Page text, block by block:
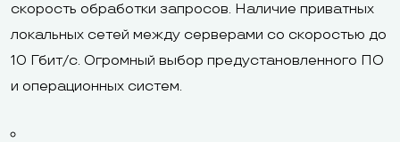
скорость обработки запросов. Наличие приватных
локальных сетей между серверами со скоростью до
10 Гбит/с. Огромный выбор предустановленного ПО
и операционных систем.